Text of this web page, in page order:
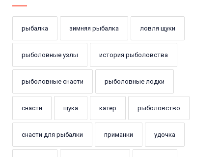
рыбалка зимняя рыбалка ловля щуки
рыболовные узлы история рыболовства
рыболовные снасти рыболовные лодки
снасти щука катер рыболовство
снасти для рыбалки приманки удочка